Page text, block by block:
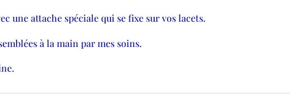
une attache spéciale qui se fixe sur vos lacets.
à la main par mes soins.